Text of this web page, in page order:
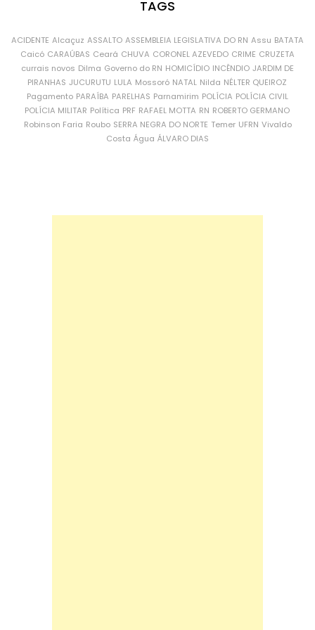
TAGS
ACIDENTE Alcaçuz ASSALTO ASSEMBLEIA LEGISLATIVA DO RN Assu BATATA
Caicó CARAÚBAS Ceará CHUVA CORONEL AZEVEDO CRIME CRUZETA
currais novos Dilma Governo do RN HOMICÍDIO INCÊNDIO JARDIM DE
PIRANHAS JUCURUTU LULA Mossoró NATAL Nilda NÉLTER QUEIROZ
Pagamento PARAÍBA PARELHAS Parnamirim POLÍCIA POLÍCIA CIVIL
POLÍCIA MILITAR Política PRF RAFAEL MOTTA RN ROBERTO GERMANO
Robinson Faria Roubo SERRA NEGRA DO NORTE Temer UFRN Vivaldo
Costa Água ÁLVARO DIAS